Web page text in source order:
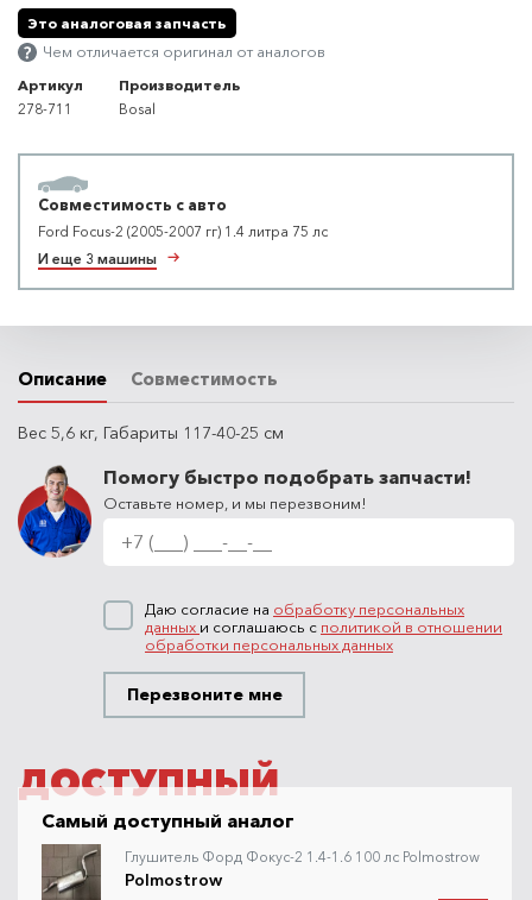
Это аналоговая запчасть
Чем отличается оригинал от аналогов
Артикул
278-711
Производитель
Bosal
Совместимость с авто
Ford Focus-2 (2005-2007 гг) 1.4 литра 75 лс
И еще 3 машины
Описание Совместимость
Вес 5,6 кг, Габариты 117-40-25 см
Помогу быстро подобрать запчасти!
Оставьте номер, и мы перезвоним!
Даю согласие на обработку персональных
данных и соглашаюсь с политикой в отношении
обработки персональных данных
Перезвоните мне
ДОСТУПНЫЙ
Самый доступный аналог
Глушитель Форд Фокус-2 1.4-1.6 100 лс Polmostrow
Polmostrow